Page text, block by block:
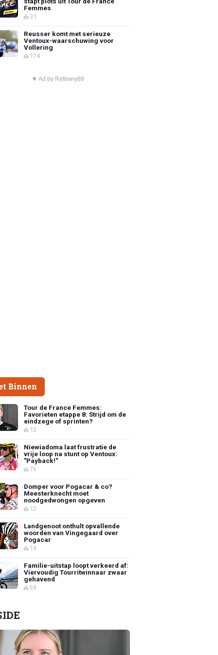
Femmes
31
Reusser komt met serieuze
Ventoux-waarschuwing voor
Vollering
174
▼ Ad by Refinery89
Binnen
Tour de France Femmes:
Favorieten etappe 8: Strijd om de
eindzege of sprinten?
13
Niewiadoma laat frustratie de
vrije loop na stunt op Ventoux:
"Payback!"
76
Domper voor Pogacar & co?
Meesterknecht moet
noodgedwongen opgeven
12
Landgenoot onthult opvallende
woorden van Vingegaard over
Pogacar
19
Familie-uitstap loopt verkeerd af:
Viervoudig Tourritwinnaar zwaar
gehavend
59